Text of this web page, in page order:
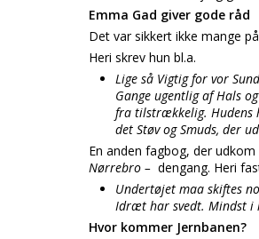
Emma Gad giver gode råd
Det var sikkert ikke mange på
Heri skrev hun bl.a.
Lige så Vigtig for vor
Gange ugentlig af Hals
fra tilstrækkelig. Hudens
det Støv og Smuds, der
En anden fagbog, der
Nørrebro – dengang. Heri
Undertøjet maa skiftes
Idræt har svedt. Mindst i
Hvor kommer Jernbanen?